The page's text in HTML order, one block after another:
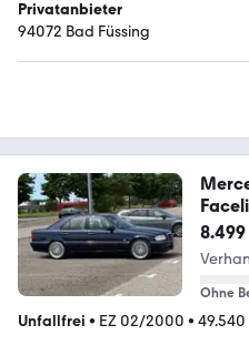
Privatanbieter
94072 Bad Füssing
Ohne
Unfallfrei • EZ 02/2000 • 49.540